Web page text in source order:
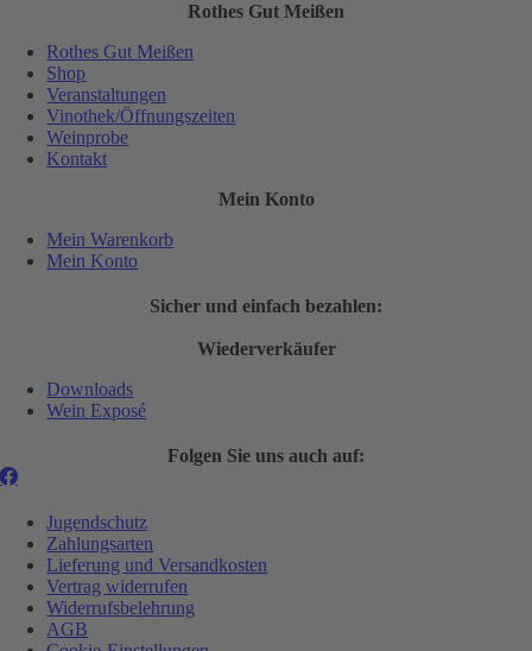
Rothes Gut Meißen
Rothes Gut Meißen
Shop
Veranstaltungen
Vinothek/Öffnungszeiten
Weinprobe
Kontakt
Mein Konto
Mein Warenkorb
Mein Konto
Sicher und einfach bezahlen:
Wiederverkäufer
Downloads
Wein Exposé
Folgen Sie uns auch auf:
Jugendschutz
Zahlungsarten
Lieferung und Versandkosten
Vertrag widerrufen
Widerrufsbelehrung
AGB